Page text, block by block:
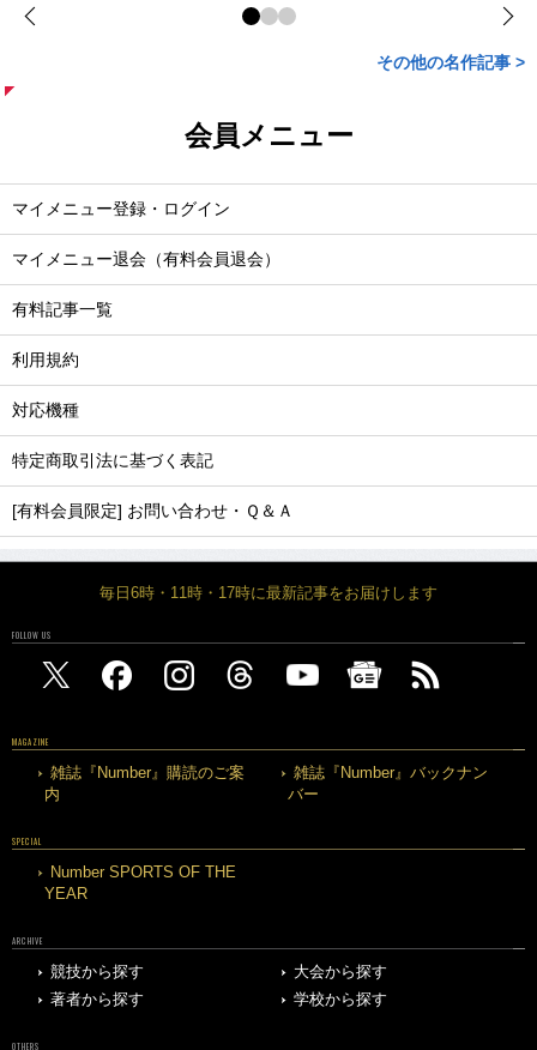
その他の名作記事 >
会員メニュー
マイメニュー登録・ログイン
マイメニュー退会（有料会員退会）
有料記事一覧
利用規約
対応機種
特定商取引法に基づく表記
[有料会員限定] お問い合わせ・Ｑ＆Ａ
毎日6時・11時・17時に最新記事をお届けします
FOLLOW US
MAGAZINE
雑誌『Number』購読のご案
内
雑誌『Number』バックナン
バー
SPECIAL
Number SPORTS OF THE
YEAR
ARCHIVE
競技から探す
大会から探す
著者から探す
学校から探す
OTHERS